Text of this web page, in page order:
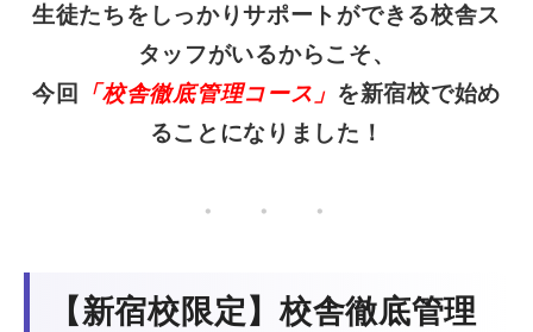
生徒たちをしっかりサポートができる校舎ス
タッフがいるからこそ、
今回
「校舎徹底管理コース」 を新宿校で始め
ることになりました！
・ ・ ・
【新宿校限定】校舎徹底管理